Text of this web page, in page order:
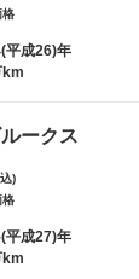
格
平成26)年
km
ークス
)
格
平成27)年
km